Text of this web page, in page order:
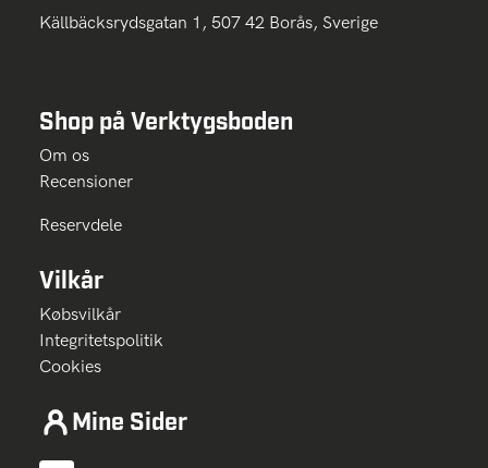
Källbäcksrydsgatan 1, 507 42 Borås, Sverige
Shop på Verktygsboden
Om os
Recensioner
Reservdele
Vilkår
Købsvilkår
Integritetspolitik
Cookies
Mine Sider